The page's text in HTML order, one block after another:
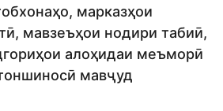
марказҳои
мавзеъҳои нодири табиӣ,
алоҳидаи меъморӣ
мавҷуд